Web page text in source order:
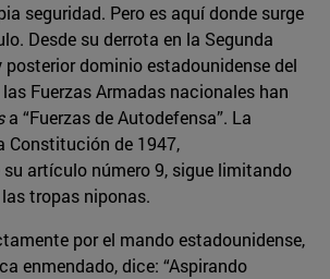
seguridad. Pero es aquí donde surge
Desde su derrota en la Segunda
posterior dominio estadounidense del
Fuerzas Armadas nacionales han
a “Fuerzas de Autodefensa”. La
Constitución de 1947,
artículo número 9, sigue limitando
tropas niponas.
por el mando estadounidense,
enmendado, dice: “Aspirando